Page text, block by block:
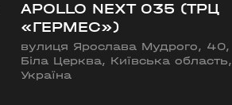
APOLLO NEXT 035 (ТРЦ
«ГЕРМЕС»)
вулиця Ярослава Мудрого, 40,
Біла Церква, Київська область,
Україна